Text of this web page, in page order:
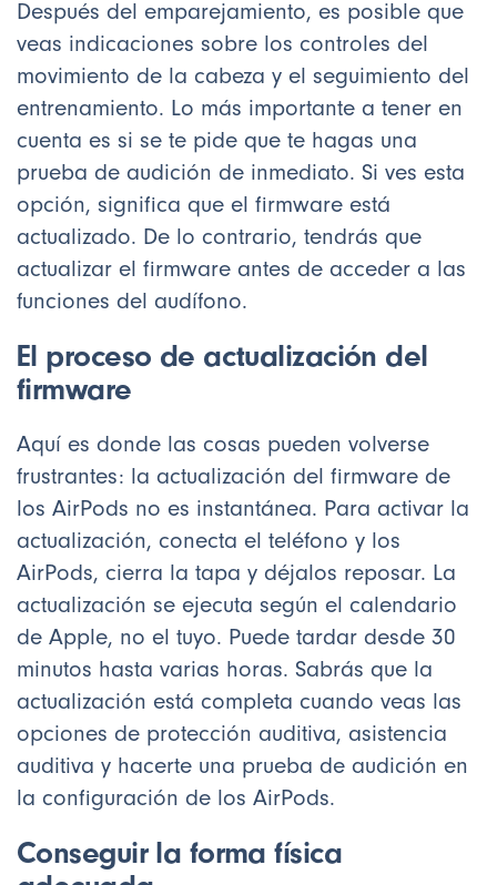
Después del emparejamiento, es posible que
veas indicaciones sobre los controles del
movimiento de la cabeza y el seguimiento del
entrenamiento. Lo más importante a tener en
cuenta es si se te pide que te hagas una
prueba de audición de inmediato. Si ves esta
opción, significa que el firmware está
actualizado. De lo contrario, tendrás que
actualizar el firmware antes de acceder a las
funciones del audífono.
El proceso de actualización del
firmware
Aquí es donde las cosas pueden volverse
frustrantes: la actualización del firmware de
los AirPods no es instantánea. Para activar la
actualización, conecta el teléfono y los
AirPods, cierra la tapa y déjalos reposar. La
actualización se ejecuta según el calendario
de Apple, no el tuyo. Puede tardar desde 30
minutos hasta varias horas. Sabrás que la
actualización está completa cuando veas las
opciones de protección auditiva, asistencia
auditiva y hacerte una prueba de audición en
la configuración de los AirPods.
Conseguir la forma física